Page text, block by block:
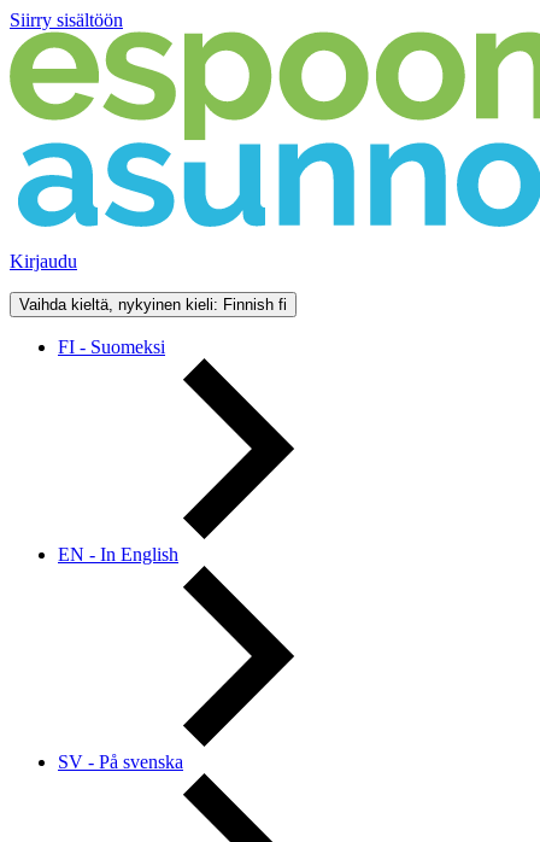
Siirry sisältöön
Kirjaudu
Vaihda kieltä, nykyinen kieli: Finnish fi
FI - Suomeksi
EN - In English
SV - På svenska